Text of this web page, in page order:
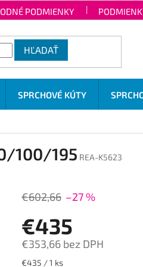
PODMIENKY
HĽADAŤ
SPRCHOVÉ KÚTY
100/195 REA-K5623
€602,66 –27 %
€435
€353,66 bez DPH
Jednotková
€435 / 1 ks